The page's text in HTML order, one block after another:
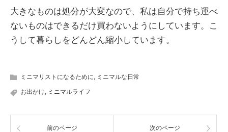
大きなものは処分が大変なので、私は自分で持ち運べ
ないものはできるだけ買わないようにしています。こ
うして暮らしをどんどん縮小しています。
ミニマリストになるために ミニマルな日常
お出かけ ミニマルライフ
前のページ 次のページ